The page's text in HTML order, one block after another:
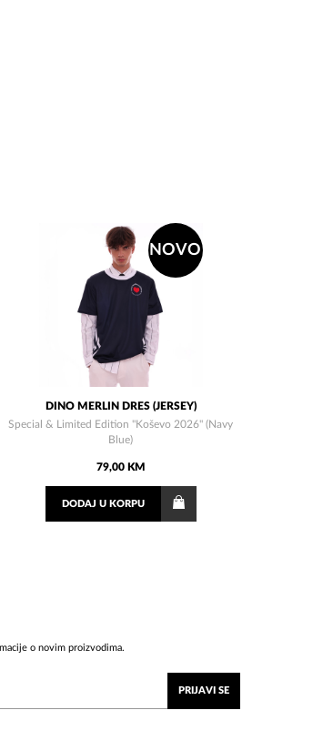
NOVO
DINO MERLIN DRES (JERSEY)
Special & Limited Edition "Koševo 2026" (Navy
Blue)
79,00 KM
DODAJU KORPU
o novim proizvodima.
PRIJAVI SE